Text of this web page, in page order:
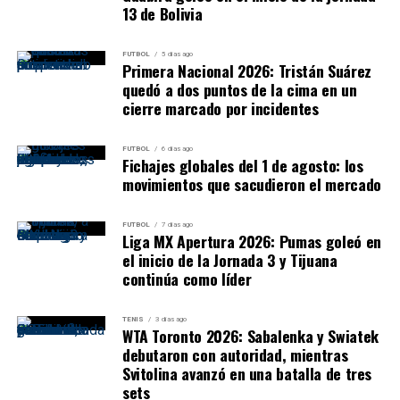
12
San Martín de
36
Argentino de
35 28 9 8 11 -1
14 Dock Sud 33 28 12
+2
Argentino de
33 28 7 12 9 -3
16 Villa San Carlos 29 29 6 11 12
-7
29 28 6 11 11
-9
Adrogué
27 28 7 6 15 -13
En
Defensores
26 28 5 11 12 -10 En
13 de Bolivia
FUTBOL 5 días ago
Primera Nacional 2026: Tristán Suárez
quedó a dos puntos de la cima en un
cierre marcado por incidentes
FUTBOL 6 días ago
Fichajes globales del 1 de agosto: los
movimientos que sacudieron el mercado
FUTBOL 7 días ago
Liga MX Apertura 2026: Pumas goleó en
el inicio de la Jornada 3 y Tijuana
continúa como líder
TENIS 3 días ago
WTA Toronto 2026: Sabalenka y Swiatek
debutaron con autoridad, mientras
Svitolina avanzó en una batalla de tres
sets